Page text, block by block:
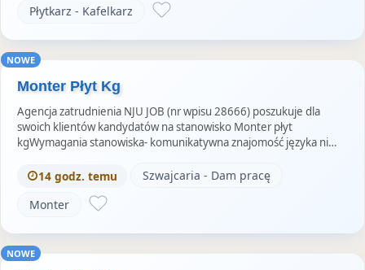
Płytkarz - Kafelkarz
NOWE
Monter Płyt Kg
Agencja zatrudnienia NJU JOB (nr wpisu 28666) poszukuje dla
swoich klientów kandydatów na stanowisko Monter płyt
kgWymagania stanowiska- komunikatywna znajomość języka ni…
14 godz. temu
Szwajcaria - Dam pracę
Monter
NOWE